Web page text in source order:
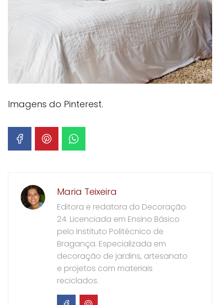
Imagens do Pinterest.
Maria Teixeira
Editora e redatora do Decoração
24. Licenciada em Ensino Básico
pelo Instituto Politécnico de
Bragança. Especializada em
decoração de jardins, artesanato
e projetos com materiais
reciclados.